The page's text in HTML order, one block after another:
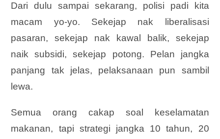
Dari dulu sampai sekarang, polisi padi kita
macam yo-yo. Sekejap nak liberalisasi
pasaran, sekejap nak kawal balik, sekejap
naik subsidi, sekejap potong. Pelan jangka
panjang tak jelas, pelaksanaan pun sambil
lewa.
Semua orang cakap soal keselamatan
makanan, tapi strategi jangka 10 tahun, 20